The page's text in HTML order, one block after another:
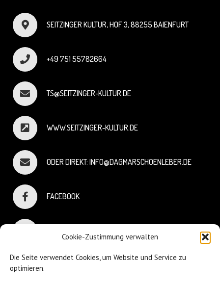
Cookie-Zustimmung verwalten
Die Seite verwendet Cookies, um Website und Service zu
optimieren.
SEITZINGER KULTUR, HOF 3, 88255 BAIENFURT
+49 751 55782664
TS@SEITZINGER-KULTUR.DE
WWW.SEITZINGER-KULTUR.DE
ODER DIREKT: INFO@DAGMARSCHOENLEBER.DE
FACEBOOK